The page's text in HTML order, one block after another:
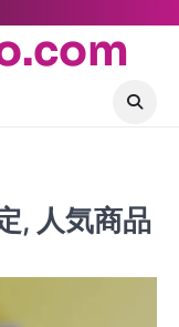
, 人気商品